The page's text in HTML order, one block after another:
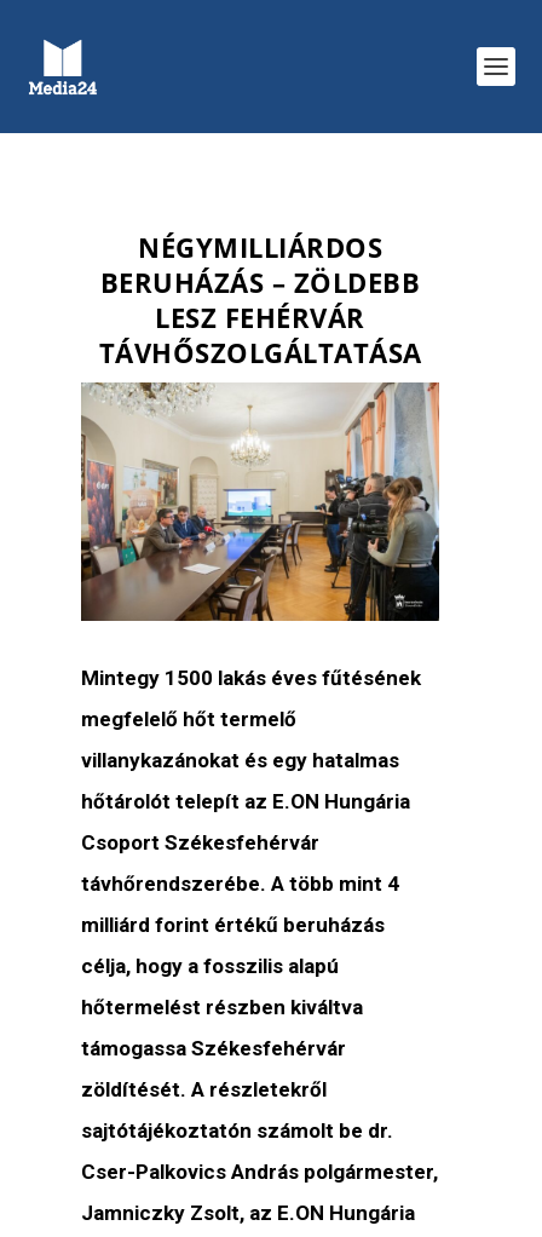
NÉGYMILLIÁRDOS
BERUHÁZÁS – ZÖLDEBB
LESZ FEHÉRVÁR
TÁVHŐSZOLGÁLTATÁSA
Mintegy 1500 lakás éves fűtésének
megfelelő hőt termelő
villanykazánokat és egy hatalmas
hőtárolót telepít az E.ON Hungária
Csoport Székesfehérvár
távhőrendszerébe. A több mint 4
milliárd forint értékű beruházás
célja, hogy a fosszilis alapú
hőtermelést részben kiváltva
támogassa Székesfehérvár
zöldítését. A részletekről
sajtótájékoztatón számolt be dr.
Cser-Palkovics András polgármester,
Jamniczky Zsolt, az E.ON Hungária